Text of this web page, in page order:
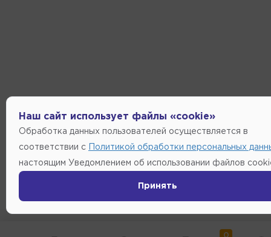
0
Наш сайт использует файлы «cookie»
Обработка данных пользователей осуществляется в
соответствии с Политикой обработки персональных
настоящим Уведомлением об использовании файлов
Принять